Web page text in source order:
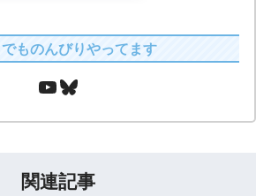
ものんびりやってます
関連記事